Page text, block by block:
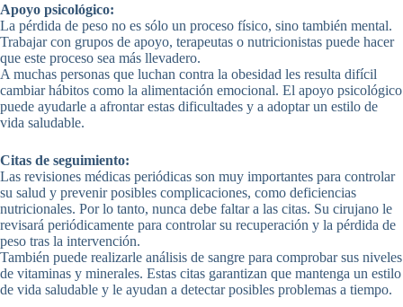
Apoyo psicológico:
La pérdida de peso no es sólo un proceso físico, sino también mental.
Trabajar con grupos de apoyo, terapeutas o nutricionistas puede hacer
que este proceso sea más llevadero.
A muchas personas que luchan contra la obesidad les resulta difícil
cambiar hábitos como la alimentación emocional. El apoyo psicológico
puede ayudarle a afrontar estas dificultades y a adoptar un estilo de
vida saludable.
Citas de seguimiento:
Las revisiones médicas periódicas son muy importantes para controlar
su salud y prevenir posibles complicaciones, como deficiencias
nutricionales. Por lo tanto, nunca debe faltar a las citas. Su cirujano le
revisará periódicamente para controlar su recuperación y la pérdida de
peso tras la intervención.
También puede realizarle análisis de sangre para comprobar sus niveles
de vitaminas y minerales. Estas citas garantizan que mantenga un estilo
de vida saludable y le ayudan a detectar posibles problemas a tiempo.